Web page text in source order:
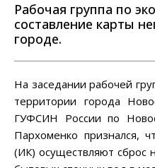
Рабочая группа по
составление карты
городе.
На заседании рабочей
территории города
ГУФСИН России по
Пархоменко признался,
(ИК) осуществляют сброс